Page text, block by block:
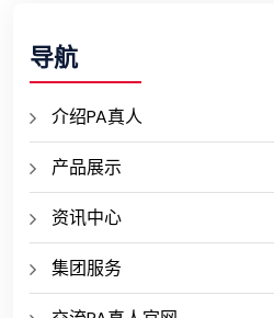
导航
介绍PA真人
产品展示
资讯中心
集团服务